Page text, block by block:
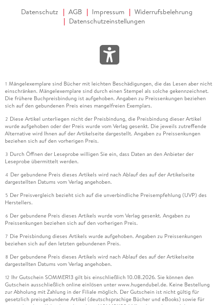
Datenschutz AGB Impressum
Widerrufsbelehrung
Datenschutzeinstellungen
1 Mängelexemplare sind Bücher mit leichten Beschädigungen, die das Lesen aber nicht
einschränken. Mängelexemplare sind durch einen Stempel als solche gekennzeichnet.
Die frühere Buchpreisbindung ist aufgehoben. Angaben zu Preissenkungen beziehen
sich auf den gebundenen Preis eines mangelfreien Exemplars.
2 Diese Artikel unterliegen nicht der Preisbindung, die Preisbindung dieser Artikel
wurde aufgehoben oder der Preis wurde vom Verlag gesenkt. Die jeweils zutreffende
Alternative wird Ihnen auf der Artikelseite dargestellt. Angaben zu Preissenkungen
beziehen sich auf den vorherigen Preis.
3 Durch Öffnen der Leseprobe willigen Sie ein, dass Daten an den Anbieter der
Leseprobe übermittelt werden.
4 Der gebundene Preis dieses Artikels wird nach Ablauf des auf der Artikelseite
dargestellten Datums vom Verlag angehoben.
5 Der Preisvergleich bezieht sich auf die unverbindliche Preisempfehlung (UVP) des
Herstellers.
6 Der gebundene Preis dieses Artikels wurde vom Verlag gesenkt. Angaben zu
Preissenkungen beziehen sich auf den vorherigen Preis.
7 Die Preisbindung dieses Artikels wurde aufgehoben. Angaben zu Preissenkungen
beziehen sich auf den letzten gebundenen Preis.
8 Der gebundene Preis dieses Artikels wird nach Ablauf des auf der Artikelseite
dargestellten Datums vom Verlag angehoben.
12 Ihr Gutschein SOMMER13 gilt bis einschließlich 10.08.2026. Sie können den
Gutschein ausschließlich online einlösen unter www.hugendubel.de. Keine Bestellung
zur Abholung mit Zahlung in der Filiale möglich. Der Gutschein ist nicht gültig für
gesetzlich preisgebundene Artikel (deutschsprachige Bücher und eBooks) sowie für